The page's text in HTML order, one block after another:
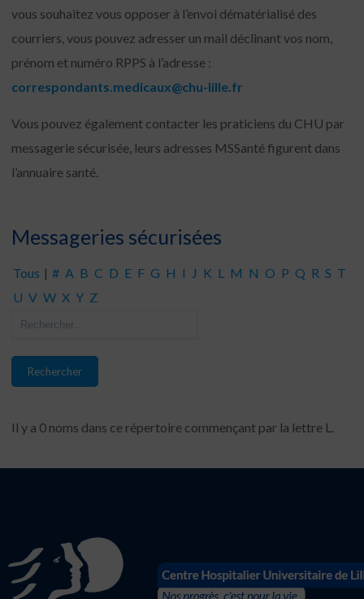
vous souhaitez vous opposer à l’envoi dématérialisé des
courriers, vous pouvez adresser un mail déclinant vos nom,
prénom et numéro RPPS à l’adresse :
correspondants.medicaux@chu-lille.fr
Vous pouvez également contacter les praticiens du CHU par
messagerie sécurisée, leurs adresses MSSanté figurent dans
l’annuaire santé.
Messageries sécurisées
Tous | # A B C D E F G H I J K L M N O P Q R S T
U V W X Y Z
Il y a 0 noms dans ce répertoire commençant par la lettre L.